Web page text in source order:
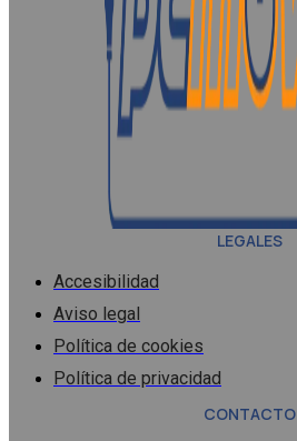
LEGALES
Accesibilidad
Aviso legal
Política de cookies
Política de privacidad
CONTACTO